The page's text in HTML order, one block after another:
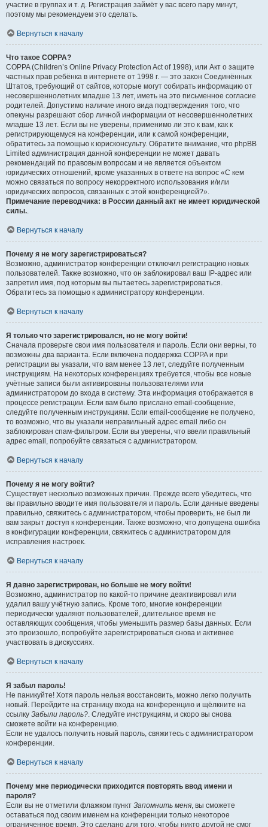
участие в группах и т. д. Регистрация займёт у вас всего пару минут,
поэтому мы рекомендуем это сделать.
Вернуться к началу
Что такое COPPA?
COPPA (Children’s Online Privacy Protection Act of 1998), или Акт о защите
частных прав ребёнка в интернете от 1998 г. — это закон Соединённых
Штатов, требующий от сайтов, которые могут собирать информацию от
несовершеннолетних младше 13 лет, иметь на это письменное согласие
родителей. Допустимо наличие иного вида подтверждения того, что
опекуны разрешают сбор личной информации от несовершеннолетних
младше 13 лет. Если вы не уверены, применимо ли это к вам, как к
регистрирующемуся на конференции, или к самой конференции,
обратитесь за помощью к юрисконсульту. Обратите внимание, что phpBB
Limited администрация данной конференции не может давать
рекомендаций по правовым вопросам и не является объектом
юридических отношений, кроме указанных в ответе на вопрос «С кем
можно связаться по вопросу некорректного использования и/или
юридических вопросов, связанных с этой конференцией?».
Примечание переводчика: в России данный акт не имеет юридической
силы..
Вернуться к началу
Почему я не могу зарегистрироваться?
Возможно, администратор конференции отключил регистрацию новых
пользователей. Также возможно, что он заблокировал ваш IP-адрес или
запретил имя, под которым вы пытаетесь зарегистрироваться.
Обратитесь за помощью к администратору конференции.
Вернуться к началу
Я только что зарегистрировался, но не могу войти!
Сначала проверьте свои имя пользователя и пароль. Если они верны, то
возможны два варианта. Если включена поддержка COPPA и при
регистрации вы указали, что вам менее 13 лет, следуйте полученным
инструкциям. На некоторых конференциях требуется, чтобы все новые
учётные записи были активированы пользователями или
администратором до входа в систему. Эта информация отображается в
процессе регистрации. Если вам было прислано email-сообщение,
следуйте полученным инструкциям. Если email-сообщение не получено,
то возможно, что вы указали неправильный адрес email либо он
заблокирован спам-фильтром. Если вы уверены, что ввели правильный
адрес email, попробуйте связаться с администратором.
Вернуться к началу
Почему я не могу войти?
Существует несколько возможных причин. Прежде всего убедитесь, что
вы правильно вводите имя пользователя и пароль. Если данные введены
правильно, свяжитесь с администратором, чтобы проверить, не был ли
вам закрыт доступ к конференции. Также возможно, что допущена ошибка
в конфигурации конференции, свяжитесь с администратором для
исправления настроек.
Вернуться к началу
Я давно зарегистрирован, но больше не могу войти!
Возможно, администратор по какой-то причине деактивировал или
удалил вашу учётную запись. Кроме того, многие конференции
периодически удаляют пользователей, длительное время не
оставляющих сообщения, чтобы уменьшить размер базы данных. Если
это произошло, попробуйте зарегистрироваться снова и активнее
участвовать в дискуссиях.
Вернуться к началу
Я забыл пароль!
Не паникуйте! Хотя пароль нельзя восстановить, можно легко получить
новый. Перейдите на страницу входа на конференцию и щёлкните на
ссылку Забыли пароль?. Следуйте инструкциям, и скоро вы снова
сможете войти на конференцию.
Если не удалось получить новый пароль, свяжитесь с администратором
конференции.
Вернуться к началу
Почему мне периодически приходится повторять ввод имени и
пароля?
Если вы не отметили флажком пункт Запомнить меня, вы сможете
оставаться под своим именем на конференции только некоторое
ограниченное время. Это сделано для того, чтобы никто другой не смог